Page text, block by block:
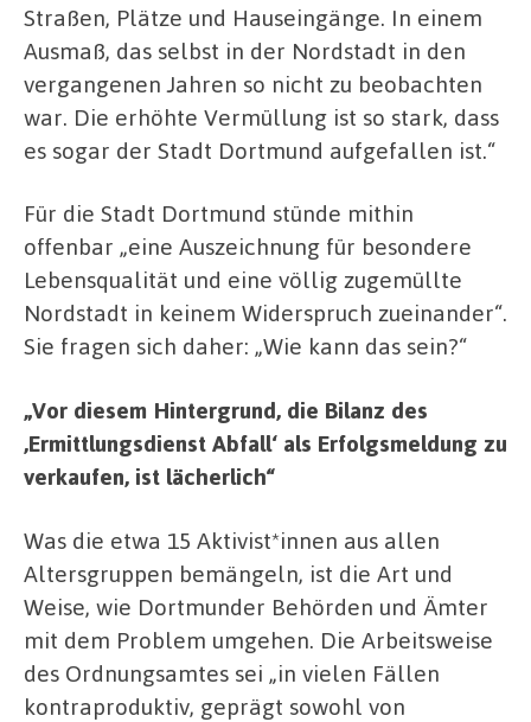
Straßen, Plätze und Hauseingänge. In einem
Ausmaß, das selbst in der Nordstadt in den
vergangenen Jahren so nicht zu beobachten
war. Die erhöhte Vermüllung ist so stark, dass
es sogar der Stadt Dortmund aufgefallen ist.“
Für die Stadt Dortmund stünde mithin
offenbar „eine Auszeichnung für besondere
Lebensqualität und eine völlig zugemüllte
Nordstadt in keinem Widerspruch zueinander“.
Sie fragen sich daher: „Wie kann das sein?“
„Vor diesem Hintergrund, die Bilanz des
,Ermittlungsdienst Abfall‘ als Erfolgsmeldung zu
verkaufen, ist lächerlich“
Was die etwa 15 Aktivist*innen aus allen
Altersgruppen bemängeln, ist die Art und
Weise, wie Dortmunder Behörden und Ämter
mit dem Problem umgehen. Die Arbeitsweise
des Ordnungsamtes sei „in vielen Fällen
kontraproduktiv, geprägt sowohl von